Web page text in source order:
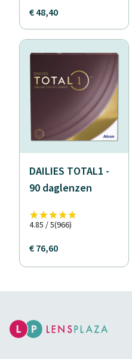
€ 48,40
DAILIES TOTAL1 -
90 daglenzen
4.85 / 5(966)
€ 76,60